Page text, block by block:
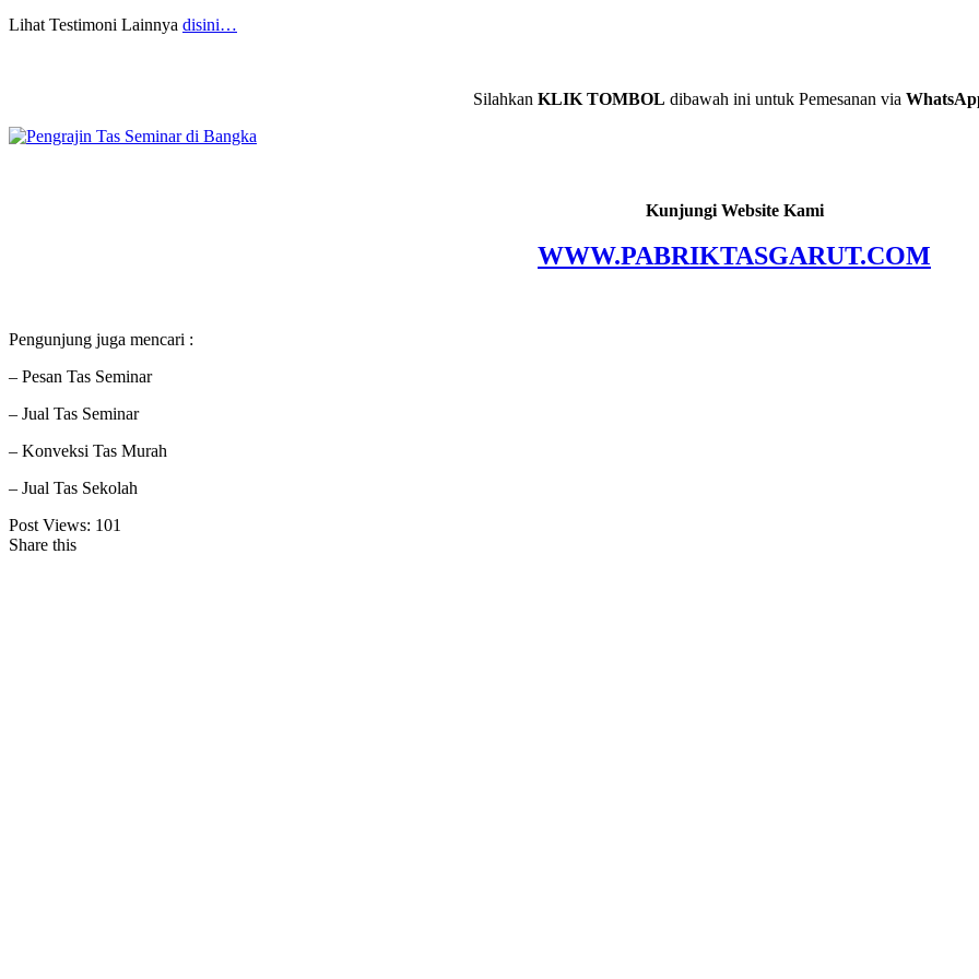
Lihat Testimoni Lainnya disini…
Silahkan KLIK TOMBOL dibawah ini untuk Pemesanan via
Kunjungi Website Kami
WWW.PABRIKTASGARUT.COM
Pengunjung juga mencari :
– Pesan Tas Seminar
– Jual Tas Seminar
– Konveksi Tas Murah
– Jual Tas Sekolah
Post Views: 101
Share this